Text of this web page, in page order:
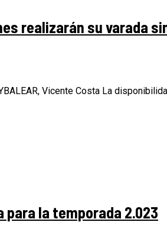
realizarán su varada
Vicente Costa La
la temporada 2.023